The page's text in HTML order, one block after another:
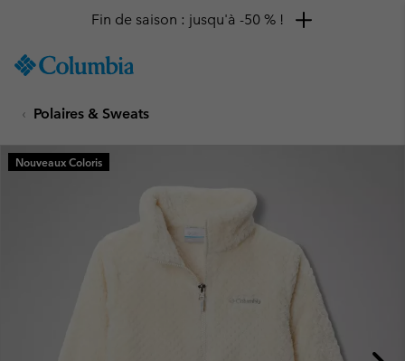
TO
SKIP
MAIN
NAV
Fin de saison : jusqu'à -50 % !
Polaires & Sweats
Nouveaux Coloris